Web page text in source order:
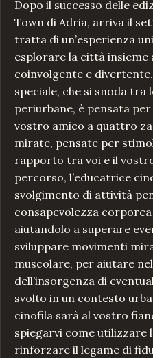
Dopo il successo delle
Town di Adria, arriva il
tratta di un’esperienza
esplorare la città insieme
coinvolgente e
speciale, che si snoda tra
periurbane, è pensata
vostro amico a quattro
mirate, pensate per
rapporto tra voi e il
percorso, l’educatrice
svolgimento di attività
consapevolezza
aiutandolo a superare
sviluppare movimenti
muscolare, per aiutare
dell’insorgenza di
svolto in un contesto
cinofila sarà al vostro
spiegarvi come utilizzare
rinforzare il legame di